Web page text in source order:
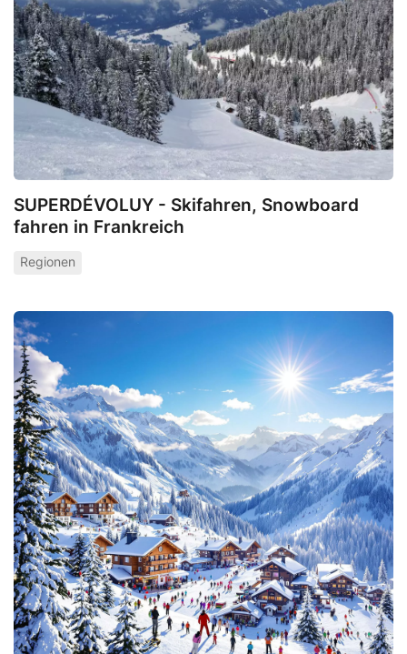
SUPERDÉVOLUY - Skifahren, Snowboard
fahren in Frankreich
Regionen